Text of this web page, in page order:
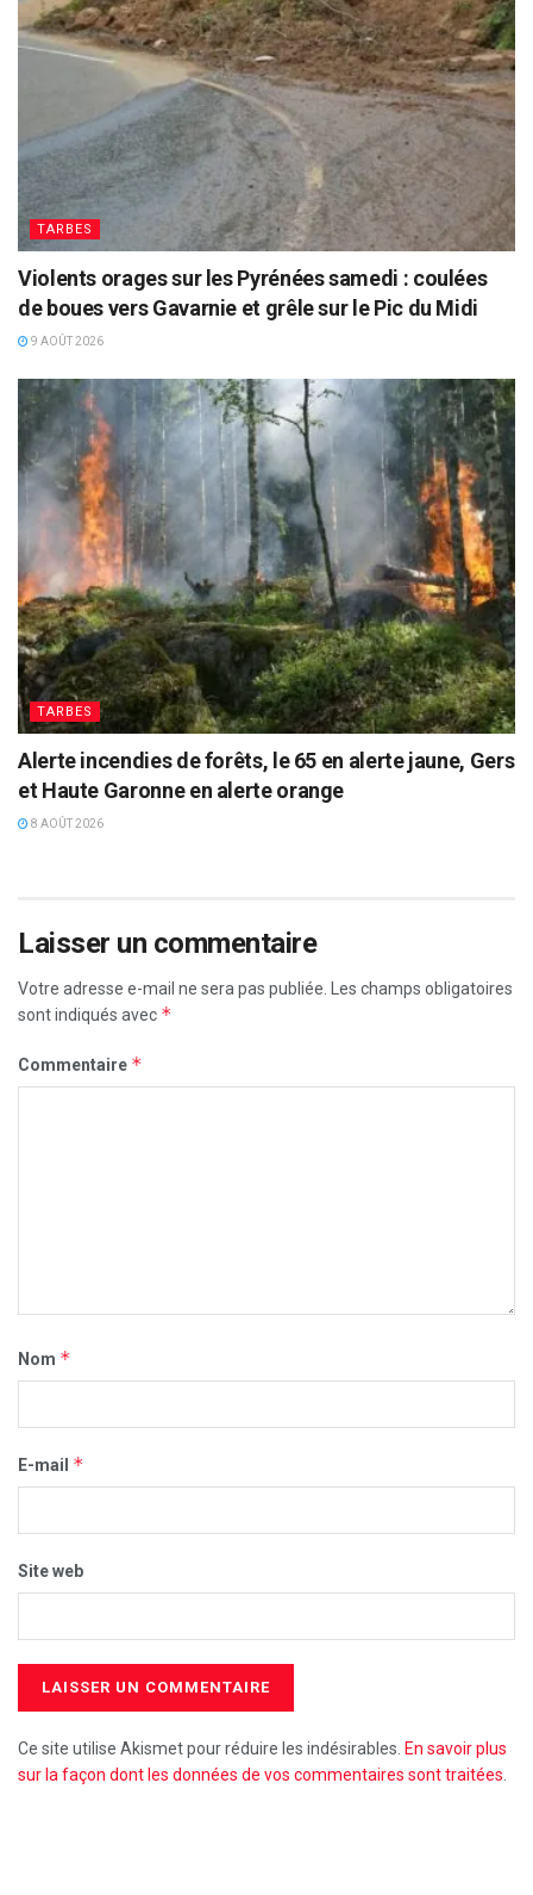
TARBES
Violents orages sur les Pyrénées samedi : coulées
de boues vers Gavarnie et grêle sur le Pic du Midi
9 AOÛT 2026
TARBES
Alerte incendies de forêts, le 65 en alerte jaune, Gers
et Haute Garonne en alerte orange
8 AOÛT 2026
Laisser un commentaire
Votre adresse e-mail ne sera pas publiée. Les champs obligatoires
sont indiqués avec *
Commentaire *
Nom *
E-mail *
Site web
Ce site utilise Akismet pour réduire les indésirables. En savoir plus
sur la façon dont les données de vos commentaires sont traitées.